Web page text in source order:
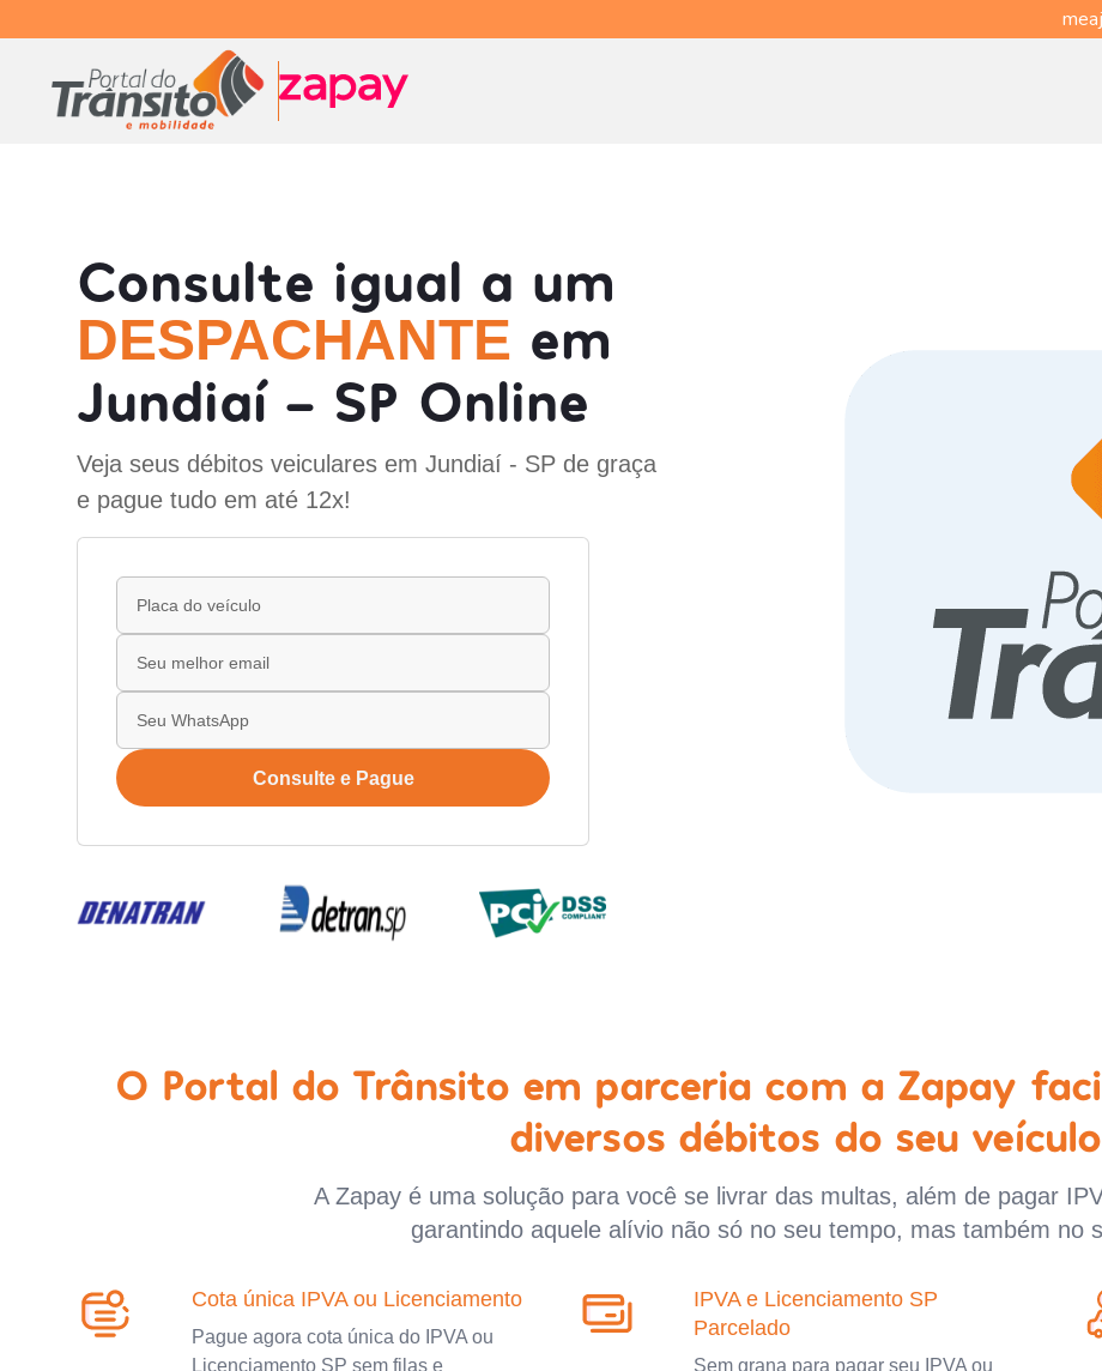
Consulte igual a um
DESPACHANTE em
Jundiaí - SP Online
Veja seus débitos veiculares em Jundiaí - SP de graça
e pague tudo em até 12x!
Consulte e Pague
O Portal do Trânsito em parceria com a Zapay
diversos débitos do seu veículo
A Zapay é uma solução para você se livrar das multas, além de pagar
garantindo aquele alívio não só no seu tempo, mas também no
Cota única IPVA ou Licenciamento
Pague agora cota única do IPVA ou
Licenciamento SP sem filas e
IPVA e Licenciamento SP
Parcelado
Sem grana para pagar seu IPVA ou